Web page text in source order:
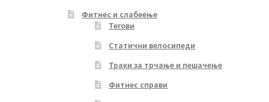
Фитнес и слабеење
Тегови
Статични велосипеди
Траки за трчање и пешачење
Фитнес справи